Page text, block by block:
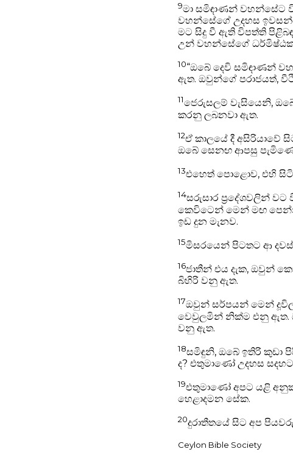
9මා සමිඳාණන් වහන්සේට
වහන්සේගේ උදහස
මට සිදු වී ඇති විපත්ති
උන් වහන්සේගේ
10“ඔබේ දෙවි සමිඳාණන්
ඇත. ඔවුන්ගේ පරාජයත්,
11ජෙරුසලම් වැසියෙනි,
කරනු ලබනවා ඇත.
12ඒ කාලයේ දී අසිරියාවේ
ඔබේ සෙනඟ ආපසු
13එහෙත් පොළොව, එහි
14සරුසාර ප්‍රදේශවලින්
කෙවිටෙන් මෙන් මඟ
ඉඩ දුන මැනව.
15මිසරයෙන් පිටතට ආ
16ජාතීන් එය දැක, ඔවුන්
බිහිරි වනු ඇත.
17ඔවුන් සර්පයන් මෙන්
වෙවුලමින් නික්ම එනු ඇත.
වනු ඇත.
18සමිඳුනි, ඔබේ ඉතිරි කුඩා
ද? එතුමාණෝ උදහස
19එතුමාණෝ අපට යළි
හෙළාදමන සේක.
20දුරාතීතයේ සිට අප
Ceylon Bible Society